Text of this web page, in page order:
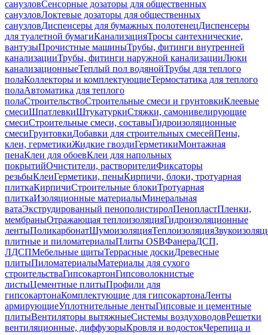
санузловСенсорные дозаторы для общественных
санузловЛоктевые дозаторы для общественных
санузловДиспенсеры для бумажных полотенецДиспенсеры
для туалетной бумагиКанализацияТросы сантехнические,
вантузыПрочистные машиныТрубы, фитинги внутренней
канализацииТрубы, фитинги наружной канализацииЛюки
канализационныеТеплый пол водянойТрубы для теплого
полаКоллекторы и комплектующиеТермостатика для теплого
полаАвтоматика для теплого
полаСтроительствоСтроительные смеси и грунтовкиКлеевые
смесиШпатлевкиШтукатуркиСтяжки, самонивелирующие
смесиСтроительные смеси, составыГидроизоляционные
смесиГрунтовкиДобавки для строительных смесейПены,
клеи, герметикиЖидкие гвоздиГерметикиМонтажная
пенаКлеи для обоевКлеи для напольных
покрытийОчистители, растворителиФиксаторы
резьбыКлеиГерметики, пеныКирпичи, блоки, тротуарная
плиткаКирпичиСтроительные блокиТротуарная
плиткаИзоляционные материалыМинеральная
ватаЭкструдированный пенополистиролПенопластПленки,
мембраныОтражающая теплоизоляцияГидроизоляционные
лентыПоликарбонатШумоизоляцияТеплоизоляция
плитные и пиломатериалыПлиты OSBФанераДСП,
ЛДСПМебельные щитыТеррасные доскиДревесные
плитыПиломатериалыМатериалы для сухого
строительстваГипсокартонГипсоволокнистые
листыЦементные плитыПрофили для
гипсокартонаКомплектующие для гипсокартонаЛенты
армирующиеУплотнительные лентыГипсовые и цементные
плитыВентиляторы вытяжныеСистемы воздуховодовРешетки
вентиляционные, диффузорыКровля и водостокЧерепица и